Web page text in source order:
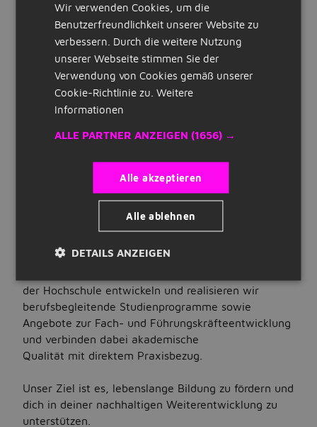
Sprachen
Du beherrschst Deutsch
WAS WIR BIETEN
Stunden:
32 bis 40 Stunden pro Woche
Art der Stellenanzeige:
Über das Unternehmen
Lust auf lebenslange Bildung und nachhaltige
Weiterbildungsstiftung an der Hochschule
der Hochschule entwickeln und realisieren wir
berufsbegleitende Studienprogramme sowie
Angebote zur Fach- und Führungskräfteentwicklung
und verbinden dabei akademische
Qualität mit direktem Praxisbezug.
Unser Ziel ist es, lebenslange Bildung zu fördern und
dich in deiner nachhaltigen Weiterentwicklung zu
unterstützen.
Quick Links
Unternehmen auf Jobbird
Nach Stellenangeboten suchen
Jobs nach Standort
Jobs nach Berufsfeld
Jobs nach Bildungsstand
Wir verwenden Cookies, um die
Benutzerfreundlichkeit unserer Website zu
verbessern. Durch die weitere Nutzung
unserer Webseite stimmen Sie der
Verwendung von Cookies gemäß unserer
Cookie-Richtlinie zu. Weitere
Informationen
ALLE PARTNER ANZEIGEN (1656) →
Alle akzeptieren
Alle ablehnen
DETAILS ANZEIGEN